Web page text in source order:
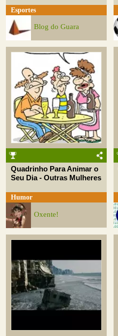
Esportes
Blog do Guara
Quadrinho Para Animar o
Seu Dia - Outras Mulheres
Humor
Oxente!